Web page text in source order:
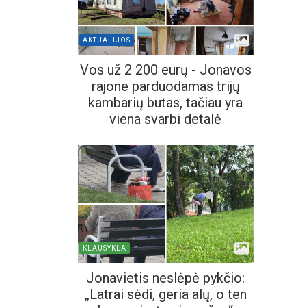
AKTUALIJOS
Vos už 2 200 eurų - Jonavos
rajone parduodamas trijų
kambarių butas, tačiau yra
viena svarbi detalė
KLAUSYKLA
Jonavietis neslėpė pykčio:
„Latrai sėdi, geria alų, o ten